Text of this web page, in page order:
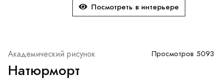
Посмотреть в интерьере
Академический рисунок Просмотров 5093
Натюрморт